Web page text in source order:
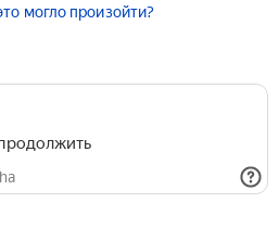
могло произойти?